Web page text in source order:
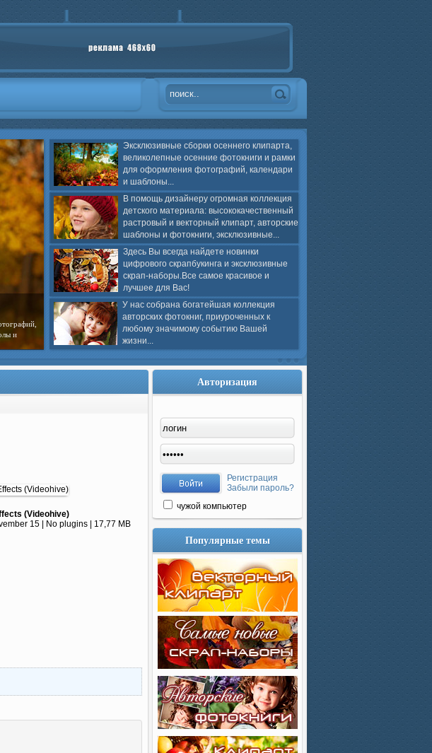
Эксклюзивные сборки осеннего клипарта,
великолепные осенние фотокниги и рамки
для оформления фотографий, календари
и шаблоны...
В помощь дизайнеру огромная коллекция
детского материала: высококачественный
растровый и векторный клипарт, авторские
шаблоны и фотокниги, эксклюзивные...
Здесь Вы всегда найдете новинки
цифрового скрапбукинга и эксклюзивные
скрап-наборы.Все самое красивое и
лучшее для Вас!
У нас собрана богатейшая коллекция
авторских фотокниг, приуроченных к
любому значимому событию Вашей
жизни...
и
(Videohive)
15 | No plugins | 17,77 MB
Авторизация
Регистрация
Забыли пароль?
чужой компьютер
Популярные темы